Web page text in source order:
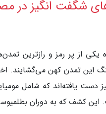
شگفت انگیز در
یکی از پر رمز و رازترین
این تمدن کهن می‌گشایند.
دست یافته‌اند که شامل
کشف که به دوران